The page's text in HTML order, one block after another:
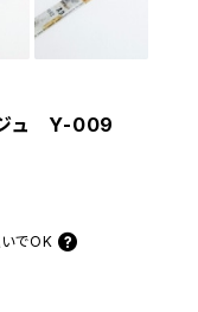
ュ Y-009
でOK